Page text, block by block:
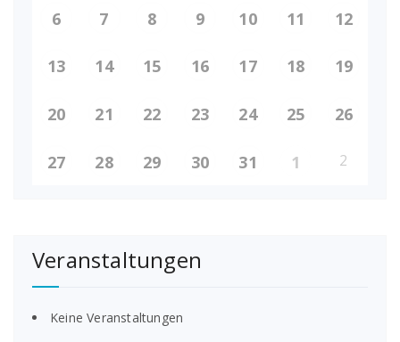
6 7 8 9 10 11 12
13 14 15 16 17 18 19
20 21 22 23 24 25 26
27 28 29 30 31 1 2
Veranstaltungen
Keine Veranstaltungen